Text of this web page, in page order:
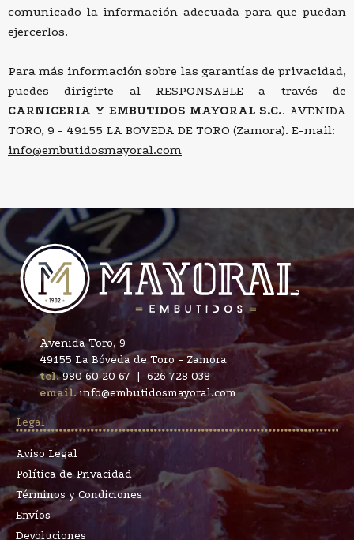
comunicado la información adecuada para que puedan
ejercerlos.
Para más información sobre las garantías de privacidad,
puedes dirigirte al RESPONSABLE a través de
CARNICERIA Y EMBUTIDOS MAYORAL S.C.. AVENIDA
TORO, 9 - 49155 LA BOVEDA DE TORO (Zamora). E-mail:
info@embutidosmayoral.com
Avenida Toro, 9
49155 La Bóveda de Toro - Zamora
tel.980 60 20 67 | 626 728 038
email.info@embutidosmayoral.com
Legal
Aviso Legal
Política de Privacidad
Términos y Condiciones
Envíos
Devoluciones